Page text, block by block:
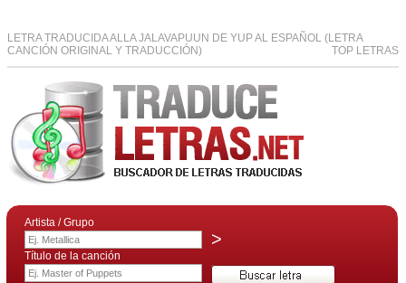
LETRA TRADUCIDA ALLA JALAVAPUUN DE YUP AL ESPAÑOL (LETRA
CANCIÓN ORIGINAL Y TRADUCCIÓN)
TOP LETRAS
Artista / Grupo
>
Título de la canción